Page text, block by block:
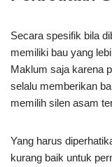
Secara spesifik bila
memiliki bau yang
Maklum saja karena
selalu memberikan
memilih silen asam
Yang harus
kurang baik untuk